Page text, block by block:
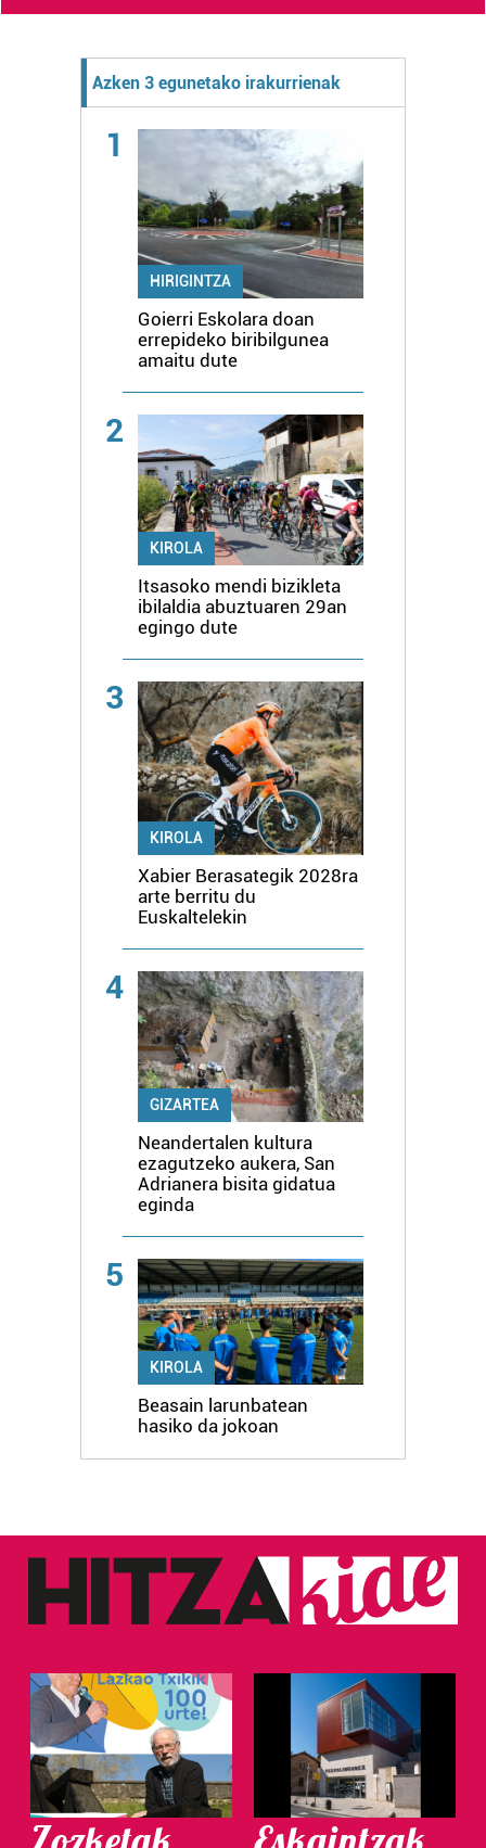
Azken 3 egunetako irakurrienak
1
HIRIGINTZA
Goierri Eskolara doan
errepideko biribilgunea
amaitu dute
2
KIROLA
Itsasoko mendi bizikleta
ibilaldia abuztuaren 29an
egingo dute
3
KIROLA
Xabier Berasategik 2028ra
arte berritu du
Euskaltelekin
4
GIZARTEA
Neandertalen kultura
ezagutzeko aukera, San
Adrianera bisita gidatua
eginda
5
KIROLA
Beasain larunbatean
hasiko da jokoan